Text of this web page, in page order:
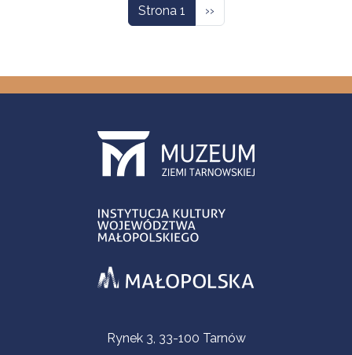
Strona 1 Następna strona
››
Informacje kontaktoweRynek 3, 33-100 Tarnów